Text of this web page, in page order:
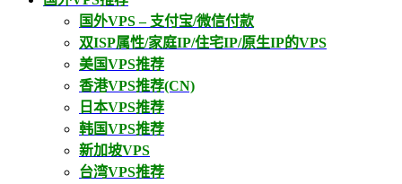
国外VPS – 支付宝/微信付款
双ISP属性/家庭IP/住宅IP/原生IP的VPS
美国VPS推荐
香港VPS推荐(CN)
日本VPS推荐
韩国VPS推荐
新加坡VPS
台湾VPS推荐